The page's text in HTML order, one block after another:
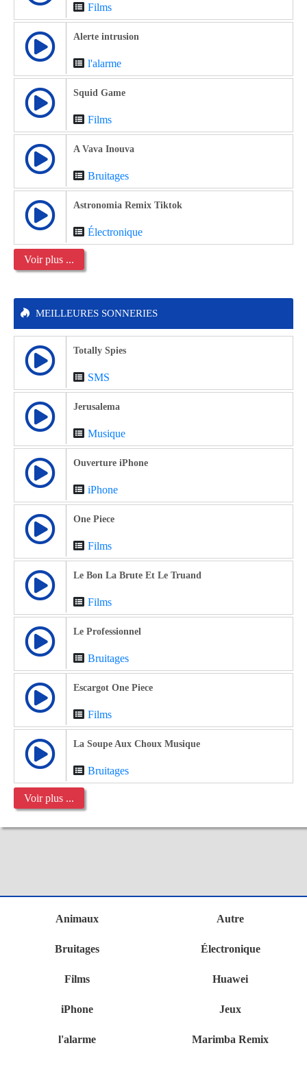
Films
Alerte intrusion
l'alarme
Squid Game
Films
A Vava Inouva
Bruitages
Astronomia Remix Tiktok
Électronique
Voir plus ...
MEILLEURES SONNERIES
Totally Spies
SMS
Jerusalema
Musique
Ouverture iPhone
iPhone
One Piece
Films
Le Bon La Brute Et Le Truand
Films
Le Professionnel
Bruitages
Escargot One Piece
Films
La Soupe Aux Choux Musique
Bruitages
Voir plus ...
Animaux Autre
Bruitages Électronique
Films Huawei
iPhone Jeux
l'alarme Marimba Remix